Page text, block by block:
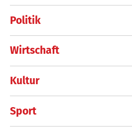
Politik
Wirtschaft
Kultur
Sport